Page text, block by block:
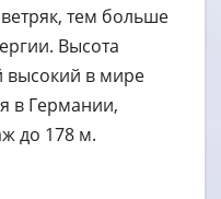
тем больше
Высота
высокий в мире
в Германии,
до 178 м.